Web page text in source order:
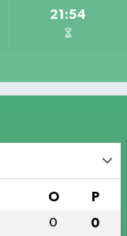
21:54
O P
0 0